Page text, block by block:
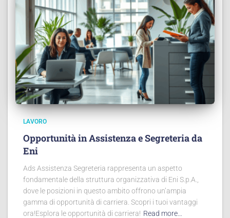
LAVORO
Opportunità in Assistenza e Segreteria da
Eni
Ads Assistenza Segreteria rappresenta un aspetto
fondamentale della struttura organizzativa di Eni S.p.A.,
dove le posizioni in questo ambito offrono un’ampia
gamma di opportunità di carriera. Scopri i tuoi vantaggi
ora!Esplora le opportunità di carriera! Read more…